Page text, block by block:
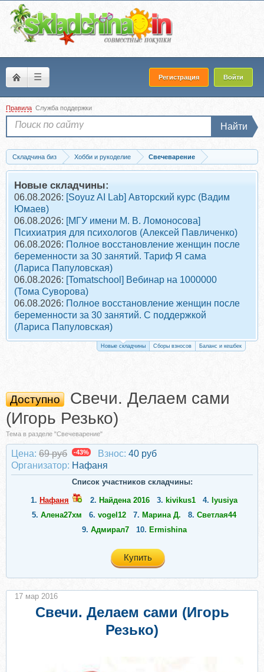
☰ Регистрация Войти
Правила Служба поддержки
Найти
Складчина биз Хобби и рукоделие
Свечеварение
Скачать Свечи. Делаем сами (Игорь Резько)
Новые складчины:
06.08.2026: [Soyuz AI Lab] Авторский курс (Вадим
Юмаев)
06.08.2026: [МГУ имени М. В. Ломоносова]
Психиатрия для психологов (Алексей Павличенко)
06.08.2026: Полное восстановление женщин после
беременности за 30 занятий. Тариф Я сама
(Лариса Папуловская)
06.08.2026: [Tomatschool] Вебинар на 1000000
(Тома Суворова)
06.08.2026: Полное восстановление женщин после
беременности за 30 занятий. С поддержкой
(Лариса Папуловская)
Новые складчины Сборы взносов Баланс и кешбек
Доступно
Свечи. Делаем сами
(Игорь Резько)
Тема в разделе "Свечеварение"
Цена: 69 руб -43% Взнос: 40 руб
Организатор: Нафаня
Список участников складчины:
1. Нафаня 2. Найдена 2016 3. kivikus1 4. lyusiya
5. Алена27хм 6. vogel12 7. Марина Д. 8. Светлая44
9. Адмирал7 10. Ermishina
Купить
Свечи. Делаем сами (Игорь
Резько)
17 мар 2016